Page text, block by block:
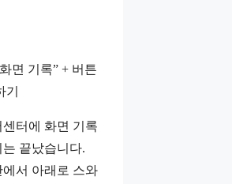
면 기록” + 버튼
터에 화면 기록
끝났습니다.
서 아래로 스와